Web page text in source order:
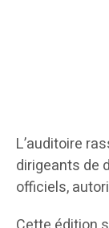
L’auditoire
dirigeants de
officiels,